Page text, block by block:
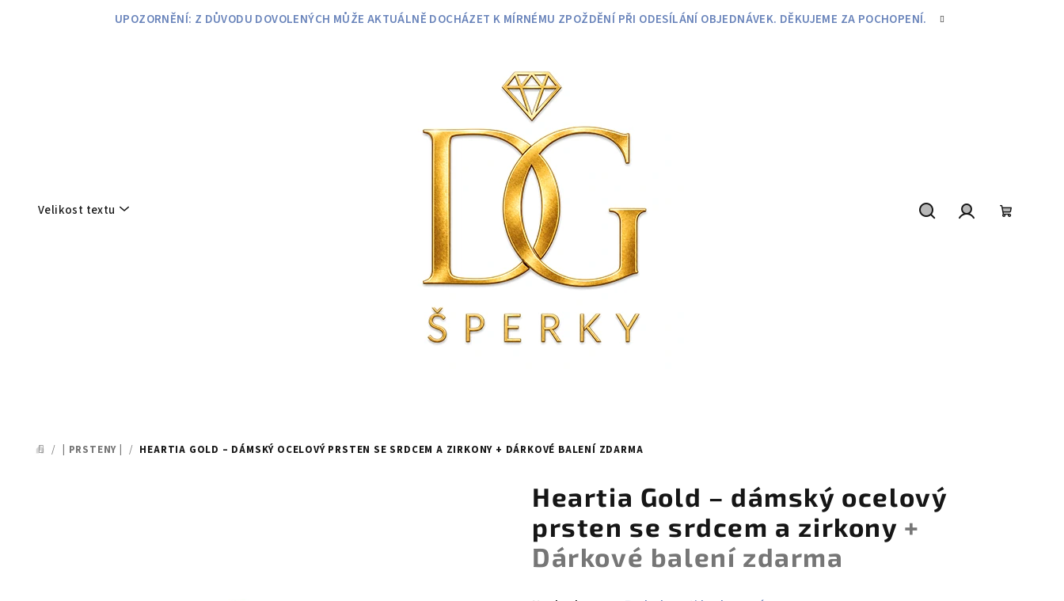
UPOZORNĚNÍ: Z DŮVODU DOVOLENÝCH MŮŽE AKTUÁLNĚ DOCHÁZET K MÍRNÉMU ZPOŽDĚNÍ PŘI ODESÍLÁNÍ OBJEDNÁVEK. DĚKUJEME ZA POCHOPENÍ.
Velikost textu
DOMŮ
/ | PRSTENY | / HEARTIA GOLD – DÁMSKÝ OCELOVÝ PRSTEN SE SRDCEM A ZIRKONY + DÁRKOVÉ BALENÍ ZDARMA
Heartia Gold – dámský ocelový
prsten se srdcem a zirkony +
Dárkové balení zdarma